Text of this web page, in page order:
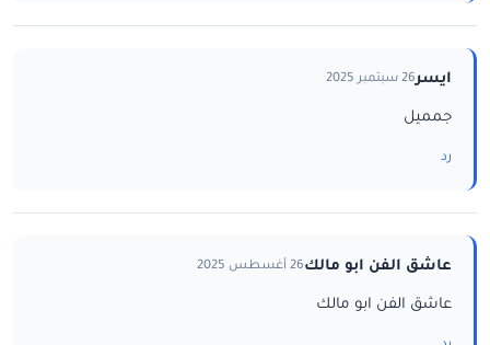
ايسر26 سبتمبر 2025
جمميل
رد
عاشق الفن ابو مالك26 أغسطس 2025
عاشق الفن ابو مالك